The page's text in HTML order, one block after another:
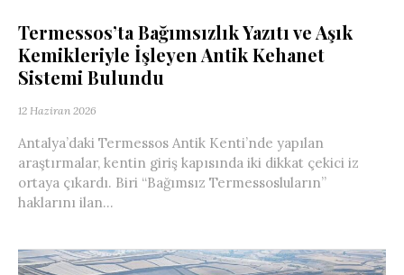
Termessos’ta Bağımsızlık Yazıtı ve Aşık
Kemikleriyle İşleyen Antik Kehanet
Sistemi Bulundu
12 Haziran 2026
Antalya’daki Termessos Antik Kenti’nde yapılan
araştırmalar, kentin giriş kapısında iki dikkat çekici iz
ortaya çıkardı. Biri “Bağımsız Termessosluların”
haklarını ilan...